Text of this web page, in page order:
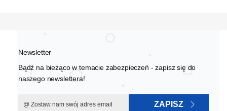
Newsletter
Bądź na bieżąco w temacie zabezpieczeń - zapisz się do
naszego newslettera!
ZAPISZ